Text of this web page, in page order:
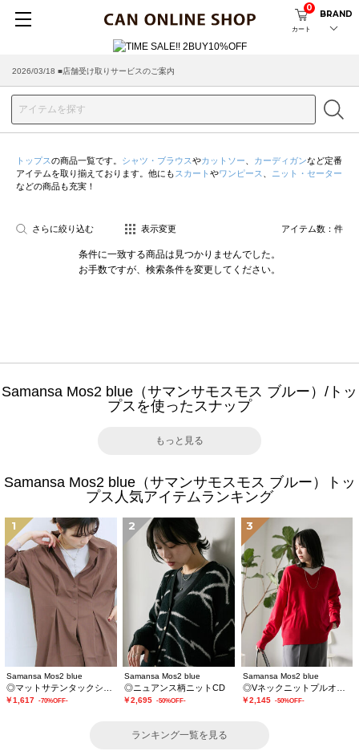
カート
0
BRAND
2026/03/18 ■店舗受け取りサービスのご案内
トップスの商品一覧です。 シャツ・ブラウスやカットソー カーディガンなど定番
アイテムを取り揃えております。他にも スカート やワンピース
ニット・セーター
などの商品も充実！
さらに絞り込む 表示変更 アイテム数： 件
条件に一致する商品は見つかりませんでした。
お手数ですが、検索条件を変更してください。
Samansa Mos2 blue（サマンサモスモス ブルー）/トッ
プスを使ったスナップ
もっと見る
Samansa Mos2 blue（サマンサモスモス ブルー）トッ
プス人気アイテムランキング
1
Samansa Mos2 blue
￥1,617 -70%OFF-
2
Samansa Mos2 blue
◎ニュアンス柄ニットCD
￥2,695 -50%OFF-
3
Samansa Mos2 blue
￥2,145 -50%OFF-
ランキング一覧を見る